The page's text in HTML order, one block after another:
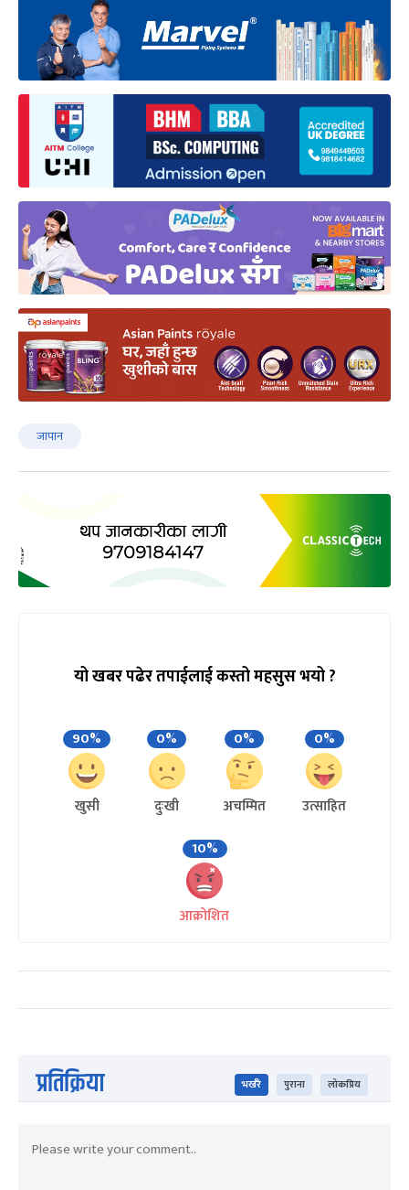
जापान
यो खबर पढेर तपाईलाई कस्तो महसुस भयो ?
90%
खुसी
0%
दुःखी
0%
अचम्मित
0%
उत्साहित
10%
आक्रोशित
प्रतिक्रिया भर्खरै पुराना लोकप्रिय